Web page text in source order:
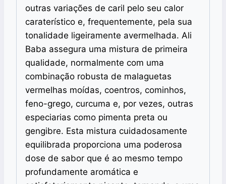
outras variações de caril pelo seu calor
caraterístico e, frequentemente, pela sua
tonalidade ligeiramente avermelhada. Ali
Baba assegura uma mistura de primeira
qualidade, normalmente com uma
combinação robusta de malaguetas
vermelhas moídas, coentros, cominhos,
feno-grego, curcuma e, por vezes, outras
especiarias como pimenta preta ou
gengibre. Esta mistura cuidadosamente
equilibrada proporciona uma poderosa
dose de sabor que é ao mesmo tempo
profundamente aromática e